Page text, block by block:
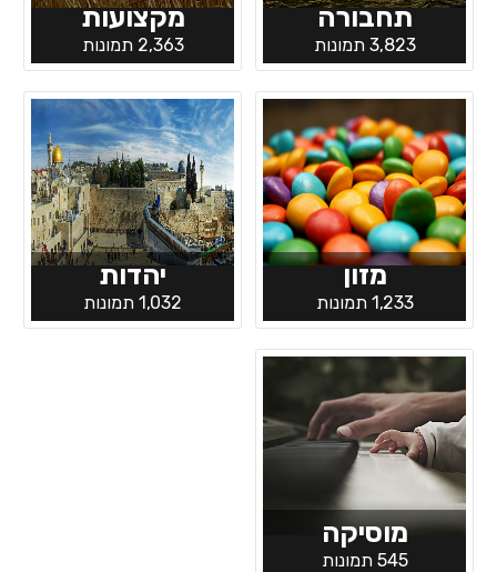
תחבורה
3,823 תמונות
מקצועות
2,363 תמונות
מזון
1,233 תמונות
יהדות
1,032 תמונות
מוסיקה
545 תמונות